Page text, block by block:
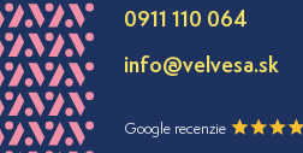
0911 110 064
info@velvesa.sk
Google recenzie